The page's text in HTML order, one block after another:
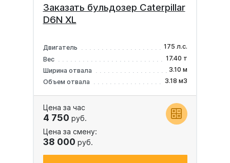
Заказать бульдозер Caterpillar
D6N XL
Двигатель
175 л.с.
Вес
17.40 т
Ширина отвала
3.10 м
Объем отвала
3.18 м3
Цена за час
4 750 руб.
Цена за смену:
38 000 руб.